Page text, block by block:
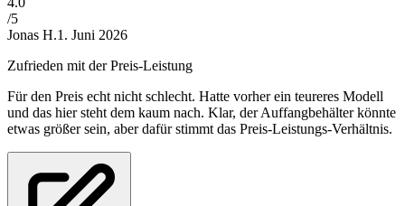
/5
Jonas H.1. Juni 2026
Zufrieden mit der Preis-Leistung
Für den Preis echt nicht schlecht. Hatte vorher ein teureres Modell
und das hier steht dem kaum nach. Klar, der Auffangbehälter könnte
etwas größer sein, aber dafür stimmt das Preis-Leistungs-Verhältnis.